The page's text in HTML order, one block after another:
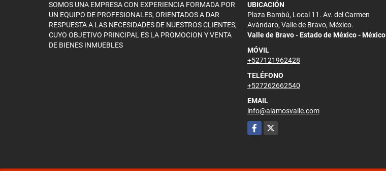
SOMOS UNA EMPRESA CON EXPERIENCIA FORMADA POR
UN EQUIPO DE PROFESIONALES, ORIENTADOS A DAR
RESPUESTA A LAS NECESIDADES DE NUESTROS CLIENTES,
CUYO OBJETIVO PRINCIPAL ES LA PROMOCION Y VENTA
DE BIENES INMUEBLES
UBICACIÓN
Plaza Bambú, Local 11. Av. del Carmen
Avándaro, Valle de Bravo, México.
Valle de Bravo - Estado de México - México
MÓVIL
+527121962428
TELÉFONO
+527262662540
EMAIL
info@alamosvalle.com
Facebook
X